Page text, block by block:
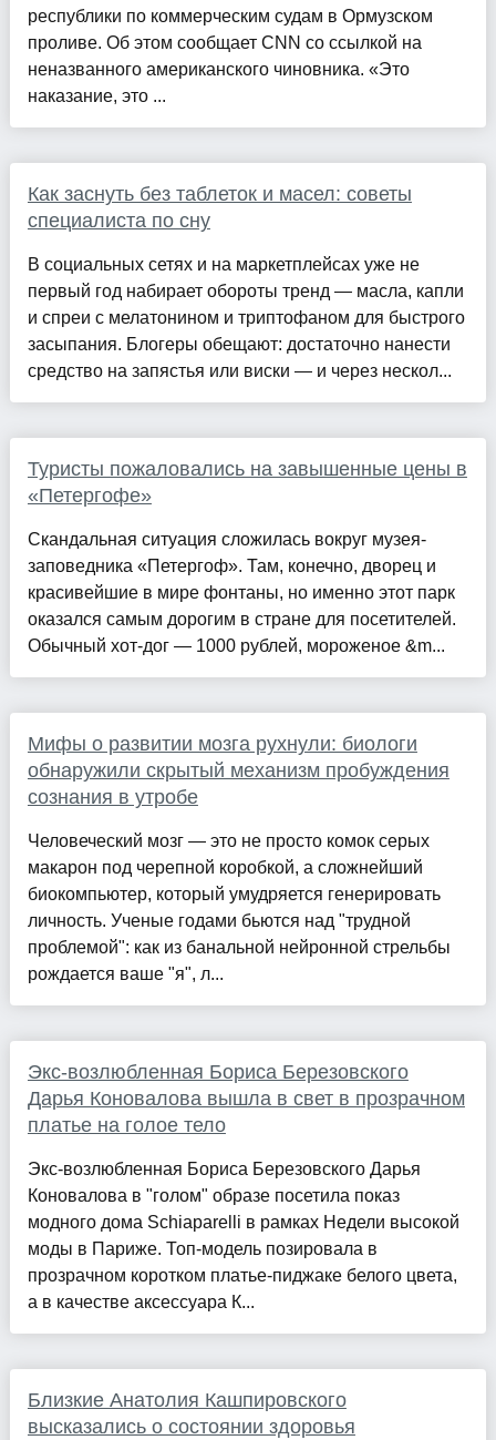
республики по коммерческим судам в Ормузском
проливе. Об этом сообщает CNN со ссылкой на
неназванного американского чиновника. «Это
наказание, это ...
Как заснуть без таблеток и масел: советы
специалиста по сну
В социальных сетях и на маркетплейсах уже не
первый год набирает обороты тренд — масла, капли
и спреи с мелатонином и триптофаном для быстрого
засыпания. Блогеры обещают: достаточно нанести
средство на запястья или виски — и через нескол...
Туристы пожаловались на завышенные цены в
«Петергофе»
Скандальная ситуация сложилась вокруг музея-
заповедника «Петергоф». Там, конечно, дворец и
красивейшие в мире фонтаны, но именно этот парк
оказался самым дорогим в стране для посетителей.
Обычный хот-дог — 1000 рублей, мороженое &m...
Мифы о развитии мозга рухнули: биологи
обнаружили скрытый механизм пробуждения
сознания в утробе
Человеческий мозг — это не просто комок серых
макарон под черепной коробкой, а сложнейший
биокомпьютер, который умудряется генерировать
личность. Ученые годами бьются над "трудной
проблемой": как из банальной нейронной стрельбы
рождается ваше "я", л...
Экс-возлюбленная Бориса Березовского
Дарья Коновалова вышла в свет в прозрачном
платье на голое тело
Экс-возлюбленная Бориса Березовского Дарья
Коновалова в "голом" образе посетила показ
модного дома Schiaparelli в рамках Недели высокой
моды в Париже. Топ-модель позировала в
прозрачном коротком платье-пиджаке белого цвета,
а в качестве аксессуара К...
Близкие Анатолия Кашпировского
высказались о состоянии здоровья